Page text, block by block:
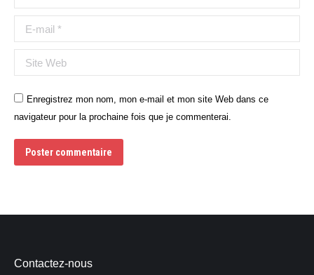
E-mail *
Site Web
Enregistrez mon nom, mon e-mail et mon site Web dans ce
navigateur pour la prochaine fois que je commenterai.
Poster commentaire
Contactez-nous